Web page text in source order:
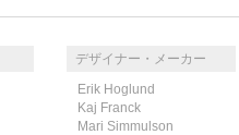
デザイナー・メーカー
Erik Hoglund
Kaj Franck
Mari Simmulson